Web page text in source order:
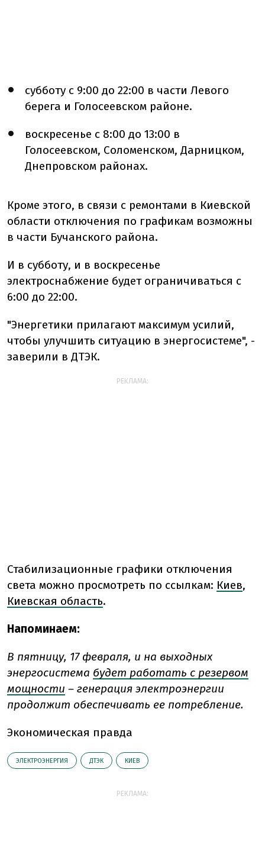
субботу с 9:00 до 22:00 в части Левого
берега и Голосеевском районе.
воскресенье с 8:00 до 13:00 в
Голосеевском, Соломенском, Дарницком,
Днепровском районах.
Кроме этого, в связи с ремонтами в Киевской
области отключения по графикам возможны
в части Бучанского района.
И в субботу, и в воскресенье
электроснабжение будет ограничиваться с
6:00 до 22:00.
"Энергетики прилагают максимум усилий,
чтобы улучшить ситуацию в энергосистеме", -
заверили в ДТЭК.
РЕКЛАМА:
Стабилизационные графики отключения
света можно просмотреть по ссылкам: Киев,
Киевская область.
Напоминаем:
В пятницу, 17 февраля, и на выходных
энергосистема будет работать с резервом
мощности – генерация электроэнергии
продолжит обеспечивать ее потребление.
Экономическая правда
ЭЛЕКТРОЭНЕРГИЯ ДТЭК КИЕВ
РЕКЛАМА: